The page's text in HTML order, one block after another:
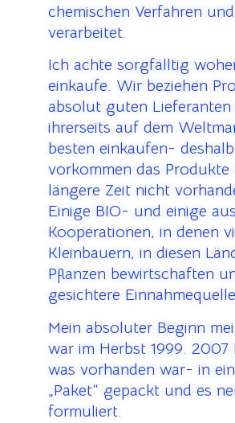
chemischen Verfahren
verarbeitet.
Ich achte sorgfälltig
einkaufe. Wir beziehen
absolut guten Lieferanten
ihrerseits auf dem
besten einkaufen-
vorkommen das Produkte
längere Zeit nicht
Einige BIO- und einige aus
Kooperationen, in denen
Kleinbauern, in diesen
Pflanzen bewirtschaften
gesichtere
Mein absoluter Beginn
war im Herbst 1999. 2007
was vorhanden war- in
„Paket“ gepackt und es
formuliert.